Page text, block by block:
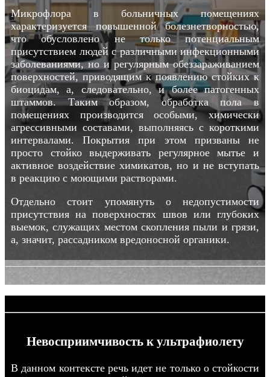
Микрофлора в больничных помещениях
характеризуется повышенной болезнетворностью,
что обусловлено не только потенциальным
присутствием людей с различными инфекционными
заболеваниями, но и регулярным обеззараживанием
поверхностей, приводящим к появлению стойких к
биоцидам, а, следовательно, и более патогенных
штаммов. Таким образом, обработка пола в
помещениях производится особыми, химически
агрессивными составами, выполняясь с короткими
интервалами. Покрытия при этом призваны не
просто стойко выдерживать регулярное мытье и
активное воздействие химикатов, но и не вступать
в реакцию с моющими растворами.
Отдельно стоит упомянуть о недопустимости
присутствия на поверхностях швов или глубоких
выемок, служащих местом скопления пыли и грязи,
а, значит, рассадником вредоносной органики.
Невосприимчивость к ультрафиолету
В данном контексте речь идет не только о стойкости